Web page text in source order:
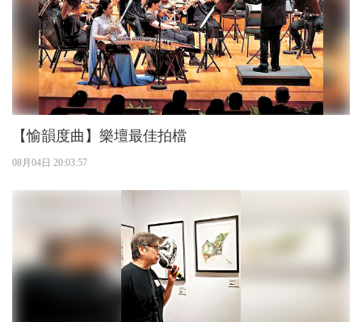
【愉韻度曲】樂壇最佳拍檔
08月04日 20:03:57